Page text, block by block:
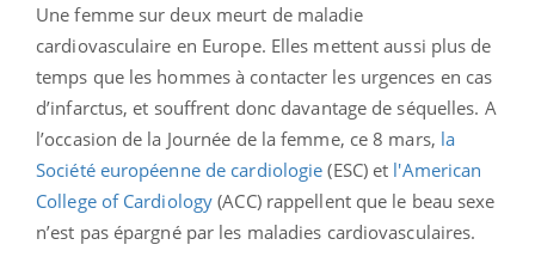
Une femme sur deux meurt de maladie
cardiovasculaire en Europe. Elles mettent aussi plus de
temps que les hommes à contacter les urgences en cas
d’infarctus, et souffrent donc davantage de séquelles. A
l’occasion de la Journée de la femme, ce 8 mars, la
Société européenne de cardiologie (ESC) et l'American
College of Cardiology (ACC) rappellent que le beau sexe
n’est pas épargné par les maladies cardiovasculaires.